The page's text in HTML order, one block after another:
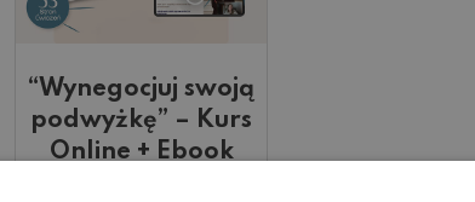
“Wynegocjuj swoją
podwyżkę” – Kurs
Online + Ebook